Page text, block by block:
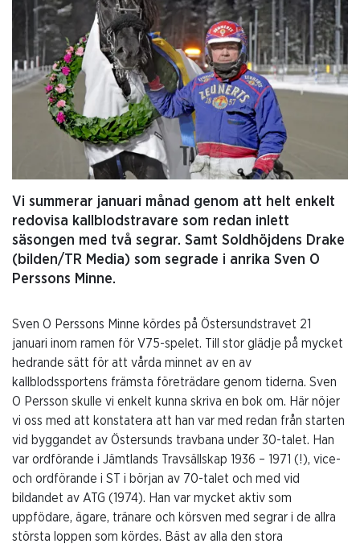
Vi summerar januari månad genom att helt enkelt
redovisa kallblodstravare som redan inlett
säsongen med två segrar. Samt Soldhöjdens Drake
(bilden/TR Media) som segrade i anrika Sven O
Perssons Minne.
Sven O Perssons Minne kördes på Östersundstravet 21
januari inom ramen för V75-spelet. Till stor glädje på mycket
hedrande sätt för att vårda minnet av en av
kallblodssportens främsta företrädare genom tiderna. Sven
O Persson skulle vi enkelt kunna skriva en bok om. Här nöjer
vi oss med att konstatera att han var med redan från starten
vid byggandet av Östersunds travbana under 30-talet. Han
var ordförande i Jämtlands Travsällskap 1936 – 1971 (!), vice-
och ordförande i ST i början av 70-talet och med vid
bildandet av ATG (1974). Han var mycket aktiv som
uppfödare, ägare, tränare och körsven med segrar i de allra
största loppen som kördes. Bäst av alla den stora